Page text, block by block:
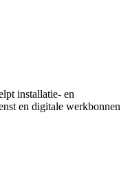
installatie- en
en digitale werkbonnen